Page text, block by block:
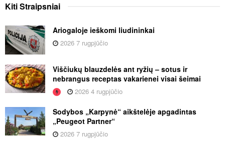
KitiStraipsniai
Ariogaloje ieškomi liudininkai
2026 7 rugpjūčio
Viščiukų blauzdelės ant ryžių – sotus ir
nebrangus receptas vakarienei visai šeimai
2026 4 rugpjūčio
Sodybos „Karpynė“ aikštelėje apgadintas
„Peugeot Partner“
2026 7 rugpjūčio